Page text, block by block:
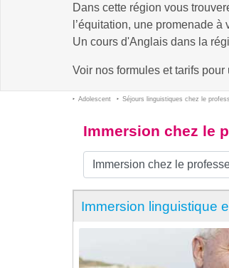
Dans cette région vous
l’équitation, une promenade à
Un cours d'Anglais dans la
Voir nos formules et tarifs
Adolescent Séjours linguistiques chez le
Immersion chez le
Immersion linguistique